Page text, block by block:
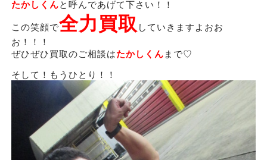
たかしくんと呼んであげて下さい！！
この笑顔で全力買取 していきますよおお
お！！！
ぜひぜひ買取のご相談はたかしくん まで♡
そして！もうひとり！！